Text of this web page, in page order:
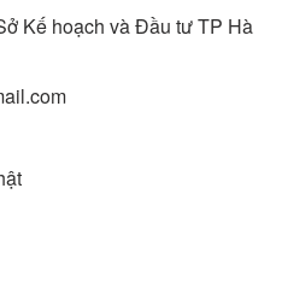
Kế hoạch và Đầu tư TP Hà